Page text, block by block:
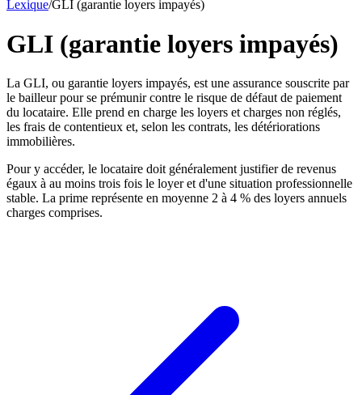
Lexique/GLI (garantie loyers impayés)
GLI (garantie loyers impayés)
La GLI, ou garantie loyers impayés, est une assurance souscrite par
le bailleur pour se prémunir contre le risque de défaut de paiement
du locataire. Elle prend en charge les loyers et charges non réglés,
les frais de contentieux et, selon les contrats, les détériorations
immobilières.
Pour y accéder, le locataire doit généralement justifier de revenus
égaux à au moins trois fois le loyer et d'une situation professionnelle
stable. La prime représente en moyenne 2 à 4 % des loyers annuels
charges comprises.